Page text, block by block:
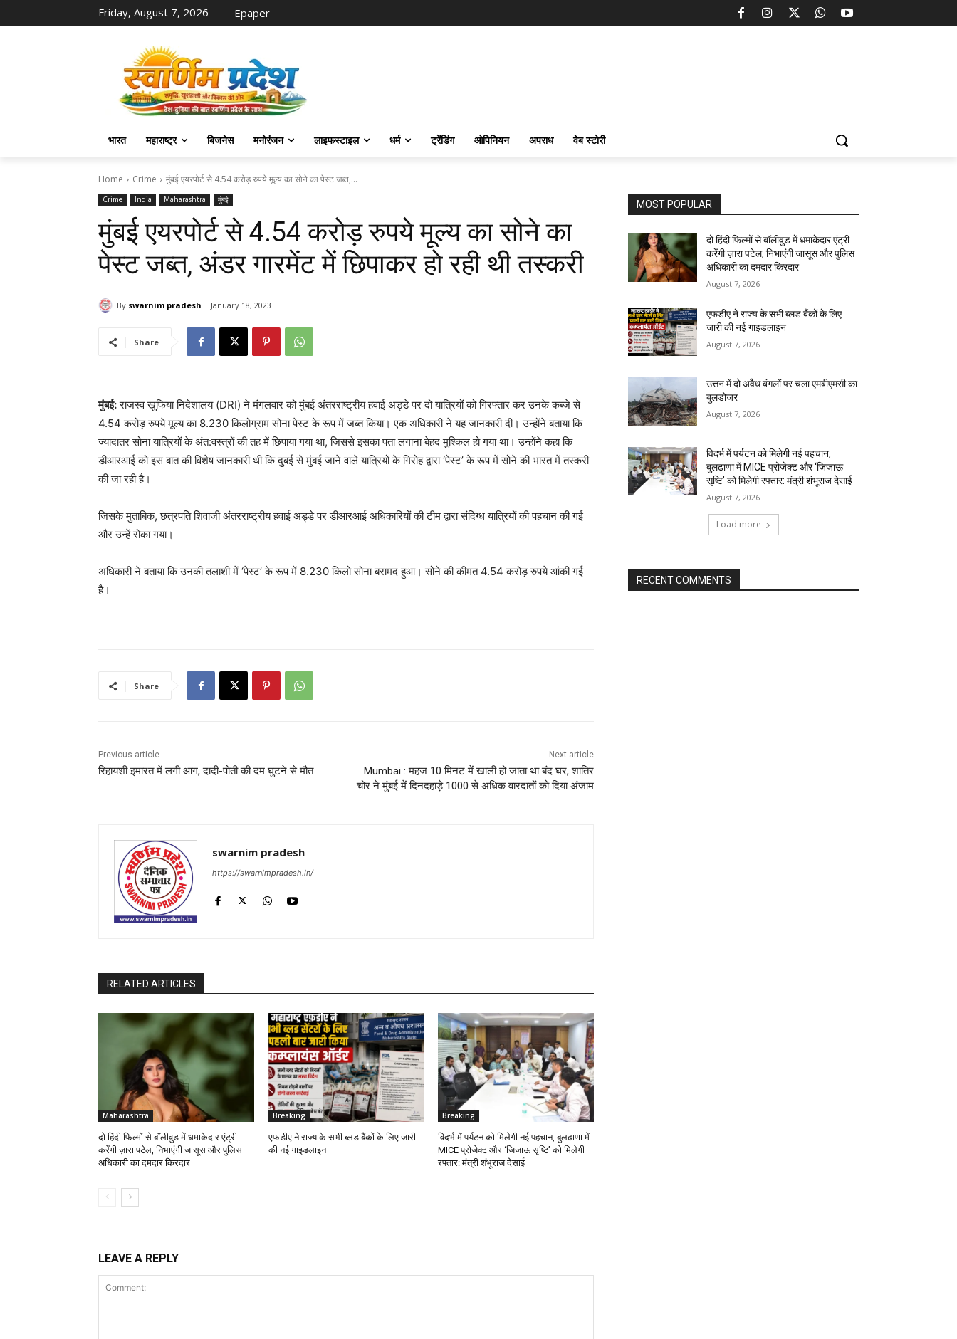
Friday, August 7, 2026 Epaper
भारत महाराष्ट्र बिजनेस मनोरंजन लाइफस्‍टाइल धर्म ट्रेंडिंग ओपिनियन अपराध वेब स्टोरी
Home Crime मुंबई एयरपोर्ट से 4.54 करोड़ रुपये मूल्य का सोने का पेस्ट जब्त,...
Crime India Maharashtra मुंबई
मुंबई एयरपोर्ट से 4.54 करोड़ रुपये मूल्य का सोने का
पेस्ट जब्त, अंडर गारमेंट में छिपाकर हो रही थी तस्करी
By swarnim pradesh January 18, 2023
Share
मुंबई:राजस्व खुफिया निदेशालय (DRI) ने मंगलवार को मुंबई अंतरराष्ट्रीय हवाई अड्डे पर दो यात्रियों को गिरफ्तार कर उनके कब्जे से
4.54 करोड़ रुपये मूल्य का 8.230 किलोग्राम सोना पेस्ट के रूप में जब्त किया। एक अधिकारी ने यह जानकारी दी। उन्होंने बताया कि
ज्यादातर सोना यात्रियों के अंत:वस्त्रों की तह में छिपाया गया था, जिससे इसका पता लगाना बेहद मुश्किल हो गया था। उन्होंने कहा कि
डीआरआई को इस बात की विशेष जानकारी थी कि दुबई से मुंबई जाने वाले यात्रियों के गिरोह द्वारा ‘पेस्ट’ के रूप में सोने की भारत में तस्करी
की जा रही है।
जिसके मुताबिक, छत्रपति शिवाजी अंतरराष्ट्रीय हवाई अड्डे पर डीआरआई अधिकारियों की टीम द्वारा संदिग्ध यात्रियों की पहचान की गई
और उन्हें रोका गया।
अधिकारी ने बताया कि उनकी तलाशी में ‘पेस्ट’ के रूप में 8.230 किलो सोना बरामद हुआ। सोने की कीमत 4.54 करोड़ रुपये आंकी गई
है।
Share
Previous article
रिहायशी इमारत में लगी आग, दादी-पोती की दम घुटने से मौत
Next article
Mumbai : महज 10 मिनट में खाली हो जाता था बंद घर, शातिर
चोर ने मुंबई में दिनदहाड़े 1000 से अधिक वारदातों को दिया अंजाम
swarnim pradesh
https://swarnimpradesh.in/
RELATED ARTICLES
Maharashtra
दो हिंदी फिल्मों से बॉलीवुड में धमाकेदार एंट्री
करेंगी ज़ारा पटेल, निभाएंगी जासूस और पुलिस
अधिकारी का दमदार किरदार
Breaking
एफडीए ने राज्य के सभी ब्लड बैंकों के लिए जारी
की नई गाइडलाइन
Breaking
विदर्भ में पर्यटन को मिलेगी नई पहचान, बुलढाणा में
MICE प्रोजेक्ट और ‘जिजाऊ सृष्टि’ को मिलेगी
रफ्तार: मंत्री शंभूराज देसाई
LEAVE A REPLY
MOST POPULAR
दो हिंदी फिल्मों से बॉलीवुड में धमाकेदार एंट्री
करेंगी ज़ारा पटेल, निभाएंगी जासूस और पुलिस
अधिकारी का दमदार किरदार
August 7, 2026
एफडीए ने राज्य के सभी ब्लड बैंकों के लिए
जारी की नई गाइडलाइन
August 7, 2026
उत्तन में दो अवैध बंगलों पर चला एमबीएमसी का
बुलडोजर
August 7, 2026
विदर्भ में पर्यटन को मिलेगी नई पहचान,
बुलढाणा में MICE प्रोजेक्ट और ‘जिजाऊ
सृष्टि’ को मिलेगी रफ्तार: मंत्री शंभूराज देसाई
August 7, 2026
Load more
RECENT COMMENTS